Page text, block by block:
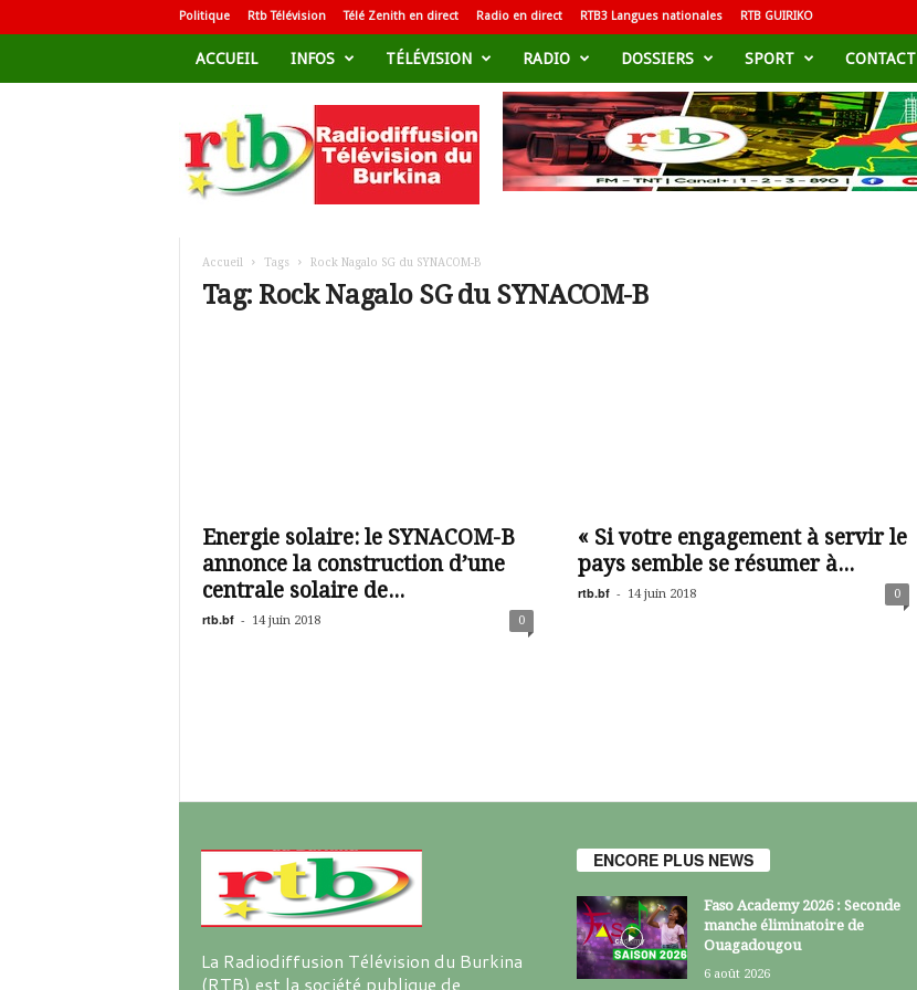
Politique Rtb Télévision Télé Zenith en direct Radio en direct RTB3 Langues nationales RTB GUIRIKO
ACCUEIL INFOS TÉLÉVISION RADIO DOSSIERS SPORT CONTACT
d
i
i
Accueil Tags Rock Nagalo SG du SYNACOM-B
Tag: Rock Nagalo SG du SYNACOM-B
Energie solaire: le SYNACOM-B
annonce la construction d’une
centrale solaire de...
rtb.bf - 14 juin 2018 0
« Si votre engagement à servir le
pays semble se résumer à...
rtb.bf - 14 juin 2018 0
La Radiodiffusion Télévision du Burkina
(RTB) est la société publique de
ENCORE PLUS NEWS
Faso Academy 2026 : Seconde
manche éliminatoire de
Ouagadougou
6 août 2026